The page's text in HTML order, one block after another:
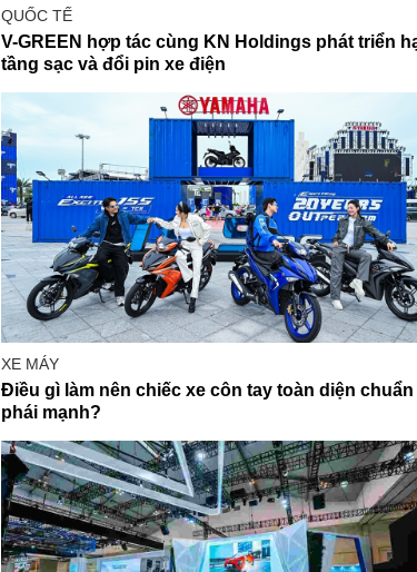
QUỐC TẾ
V-GREEN hợp tác cùng KN Holdings phát triển
tầng sạc và đổi pin xe điện
XE MÁY
Điều gì làm nên chiếc xe côn tay toàn diện chuẩn
phái mạnh?